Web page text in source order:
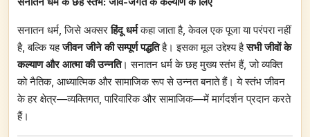
सनातन धर्म, जिसे अक्सरहिंदू धर्मकहा जाता है, केवल एक पूजा या परंपरा नहीं
है, बल्कि यहजीवन जीने की सम्पूर्ण पद्धतिहै। इसका मूल उद्देश्य हैसभी जीवों के
कल्याण और आत्मा की उन्नति। सनातन धर्म के छह मुख्य स्तंभ हैं, जो व्यक्ति
को नैतिक, आध्यात्मिक और सामाजिक रूप से उन्नत बनाते हैं। ये स्तंभ जीवन
के हर क्षेत्र—व्यक्तिगत, पारिवारिक और सामाजिक—में मार्गदर्शन प्रदान करते
हैं।